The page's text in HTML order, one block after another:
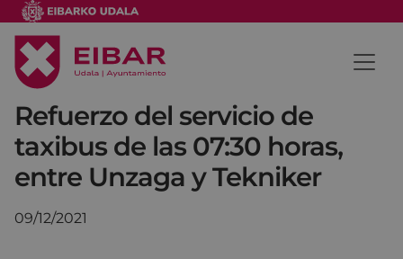
Refuerzo del servicio de
taxibus de las 07:30 horas,
entre Unzaga y Tekniker
09/12/2021